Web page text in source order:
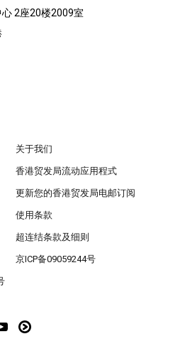
心 2座20楼2009室
关于我们
香港贸发局流动应用程式
更新您的香港贸发局电邮订阅
使用条款
超连结条款及细则
京ICP备09059244号